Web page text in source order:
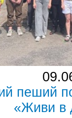
пеший
«Живи в